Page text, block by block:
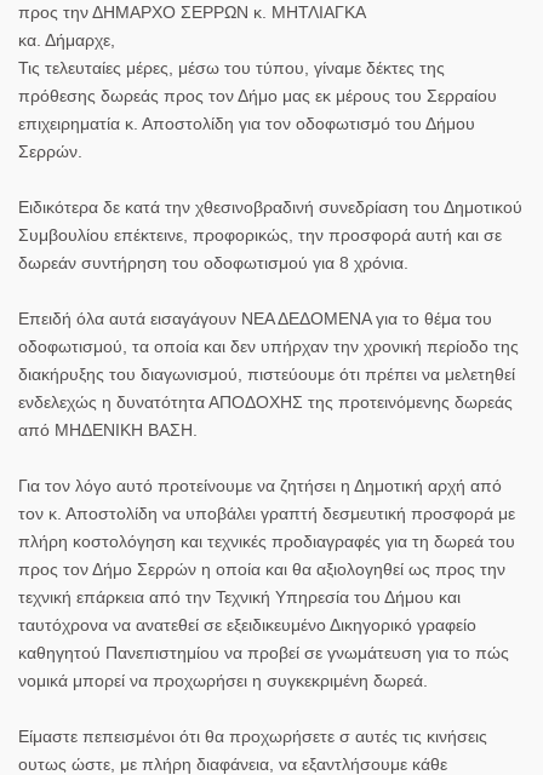
προς την ΔΗΜΑΡΧΟ ΣΕΡΡΩΝ κ. ΜΗΤΛΙΑΓΚΑ
κα. Δήμαρχε,
Τις τελευταίες μέρες, μέσω του τύπου, γίναμε δέκτες της
πρόθεσης δωρεάς προς τον Δήμο μας εκ μέρους του Σερραίου
επιχειρηματία κ. Αποστολίδη για τον οδοφωτισμό του Δήμου
Σερρών.
Ειδικότερα δε κατά την χθεσινοβραδινή συνεδρίαση του Δημοτικού
Συμβουλίου επέκτεινε, προφορικώς, την προσφορά αυτή και σε
δωρεάν συντήρηση του οδοφωτισμού για 8 χρόνια.
Επειδή όλα αυτά εισαγάγουν ΝΕΑ ΔΕΔΟΜΕΝΑ για το θέμα του
οδοφωτισμού, τα οποία και δεν υπήρχαν την χρονική περίοδο της
διακήρυξης του διαγωνισμού, πιστεύουμε ότι πρέπει να μελετηθεί
ενδελεχώς η δυνατότητα ΑΠΟΔΟΧΗΣ της προτεινόμενης δωρεάς
από ΜΗΔΕΝΙΚΗ ΒΑΣΗ.
Για τον λόγο αυτό προτείνουμε να ζητήσει η Δημοτική αρχή από
τον κ. Αποστολίδη να υποβάλει γραπτή δεσμευτική προσφορά με
πλήρη κοστολόγηση και τεχνικές προδιαγραφές για τη δωρεά του
προς τον Δήμο Σερρών η οποία και θα αξιολογηθεί ως προς την
τεχνική επάρκεια από την Τεχνική Υπηρεσία του Δήμου και
ταυτόχρονα να ανατεθεί σε εξειδικευμένο Δικηγορικό γραφείο
καθηγητού Πανεπιστημίου να προβεί σε γνωμάτευση για το πώς
νομικά μπορεί να προχωρήσει η συγκεκριμένη δωρεά.
Είμαστε πεπεισμένοι ότι θα προχωρήσετε σ αυτές τις κινήσεις
ουτως ώστε, με πλήρη διαφάνεια, να εξαντλήσουμε κάθε